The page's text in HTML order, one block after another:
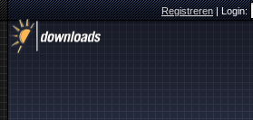
Registreren|Login: